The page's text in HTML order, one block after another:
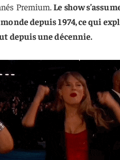
Premium.Le show
depuis 1974, ce qui
depuis une décennie.